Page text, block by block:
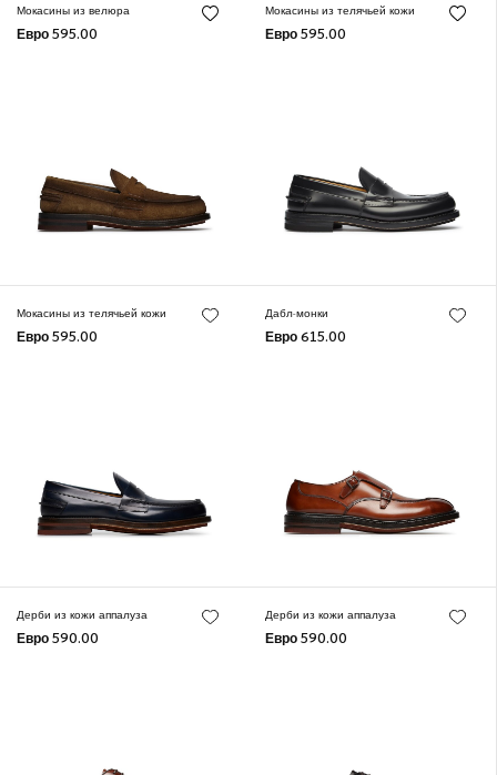
Мокасины из велюра
Евро 595.00
Мокасины из телячьей кожи
Евро 595.00
Мокасины из телячьей кожи
Евро 595.00
Дабл-монки
Евро 615.00
Дерби из кожи аппалуза
Евро 590.00
Дерби из кожи аппалуза
Евро 590.00